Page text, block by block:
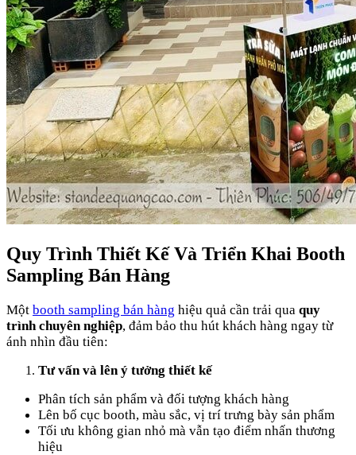
Quy Trình Thiết Kế Và Triển Khai Booth
Sampling Bán Hàng
Một booth sampling bán hàng hiệu quả cần trải qua quy
trình chuyên nghiệp, đảm bảo thu hút khách hàng ngay từ
ánh nhìn đầu tiên:
Tư vấn và lên ý tưởng thiết kế
Phân tích sản phẩm và đối tượng khách hàng
Lên bố cục booth, màu sắc, vị trí trưng bày sản phẩm
Tối ưu không gian nhỏ mà vẫn tạo điểm nhấn thương
hiệu